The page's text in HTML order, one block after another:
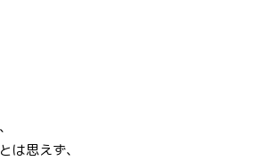
は思えず、